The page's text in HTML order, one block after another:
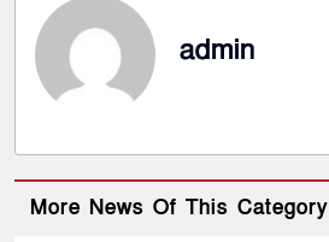
admin
More News Of This Category